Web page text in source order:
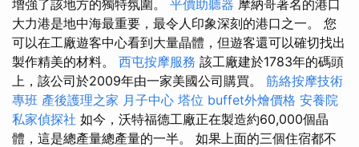
增強了該地方的獨特氛圍。 平價助聽器 摩納哥著名的港口
大力港是地中海最重要，最令人印象深刻的港口之一。 您
可以在工廠遊客中心看到大量晶體，但遊客還可以確切找出
製作精美的材料。 西屯按摩服務 該工廠建於1783年的碼頭
上，該公司於2009年由一家美國公司購買。 筋絡按摩技術
專班 產後護理之家 月子中心 塔位 buffet外燴價格 安養院
私家偵探社 如今，沃特福德工廠正在製造約60,000個晶
體，這是總產量總產量的一半。 如果上面的三個住宿都不